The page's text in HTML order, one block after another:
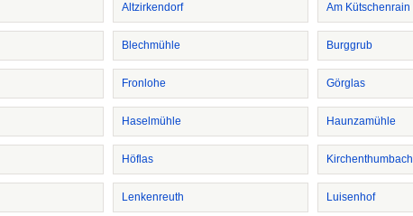
Altzirkendorf Am Kütschenrain
Blechmühle Burggrub
Fronlohe Görglas
Haselmühle Haunzamühle
Höflas Kirchenthumbach
Lenkenreuth Luisenhof